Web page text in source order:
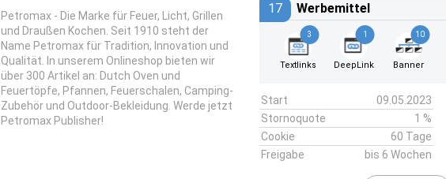
Petromax - Die Marke für Feuer, Licht, Grillen
und Draußen Kochen. Seit 1910 steht der
Name Petromax für Tradition, Innovation und
Qualität. In unserem Onlineshop bieten wir
über 300 Artikel an: Dutch Oven und
Feuertöpfe, Pfannen, Feuerschalen, Camping-
Zubehör und Outdoor-Bekleidung. Werde jetzt
Petromax Publisher!
17 Werbemittel
3
Textlinks
1
DeepLink
10
Banner
Start
09.05.2023
Stornoquote
1 %
Cookie
60 Tage
Freigabe
bis 6 Wochen